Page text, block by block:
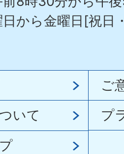
から金曜日[祝日
ご
いて
プ